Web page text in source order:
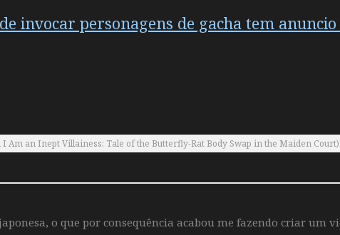
invocar personagens de gacha tem anuncio
Am an Inept Villainess: Tale of the Butterfly-Rat Body Swap in the Maiden Court)
o que por consequência acabou me fazendo criar um